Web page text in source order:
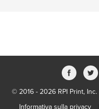
© 2016 - 2026 RPI Print, Inc.
Informativa sulla privacy